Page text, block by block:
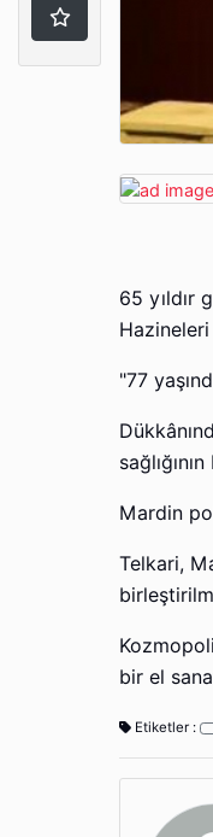
65 yıldır
Hazineleri
"77
Mardin
Telkari,
bir el
Etiketler :